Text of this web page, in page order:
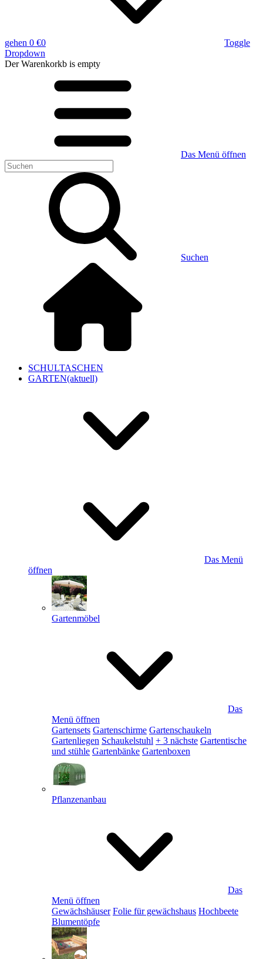
gehen 0 €0
Toggle
Dropdown
Der Warenkorkb is empty
Das Menü öffnen
Suchen
SCHULTASCHEN
GARTEN(aktuell)
Das Menü
öffnen
Gartenmöbel
Das
Menü öffnen
Gartensets Gartenschirme Gartenschaukeln
Gartenliegen Schaukelstuhl + 3 nächste Gartentische
und stühle Gartenbänke Gartenboxen
Pflanzenanbau
Das
Menü öffnen
Gewächshäuser Folie für gewächshaus Hochbeete
Blumentöpfe